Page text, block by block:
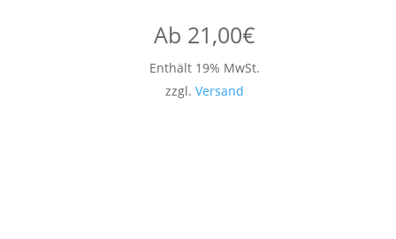
Ab 21,00€
Enthält 19% MwSt.
zzgl. Versand